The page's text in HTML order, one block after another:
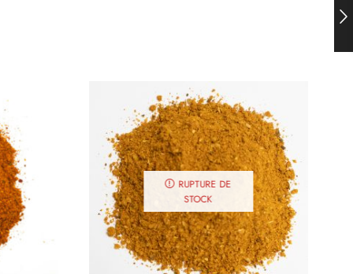
RUPTURE DE
STOCK